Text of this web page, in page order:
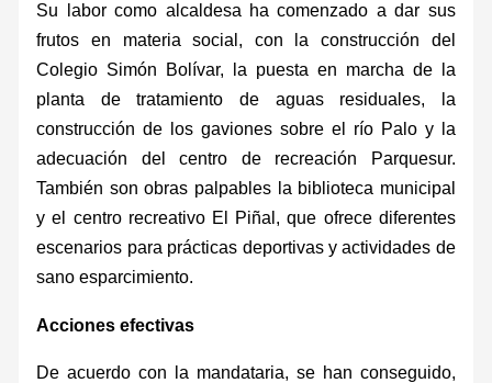
Su labor como alcaldesa ha comenzado a dar sus
frutos en materia social, con la construcción del
Colegio Simón Bolívar, la puesta en marcha de la
planta de tratamiento de aguas residuales, la
construcción de los gaviones sobre el río Palo y la
adecuación del centro de recreación Parquesur.
También son obras palpables la biblioteca municipal
y el centro recreativo El Piñal, que ofrece diferentes
escenarios para prácticas deportivas y actividades de
sano esparcimiento.
Acciones efectivas
De acuerdo con la mandataria, se han conseguido,